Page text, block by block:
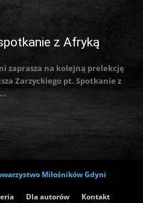
z Afryką
zaprasza na kolejną prelekcję
Zarzyckiego pt. Spotkanie z
Miłośników Gdyni
Dla autorów Kontakt